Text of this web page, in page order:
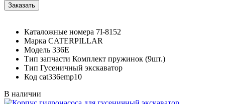
Каталожные номера 7I-8152
Марка CATERPILLAR
Модель 336E
Тип запчасти Комплект пружинок (9шт.)
Тип Гусеничный экскаватор
Код cat336emp10
В наличии